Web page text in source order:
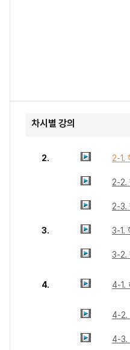
차시별 강의
2. 2-1.
2-2.
2-3.
3. 3-1.
3-2.
4. 4-1.
4-2.
4-3.